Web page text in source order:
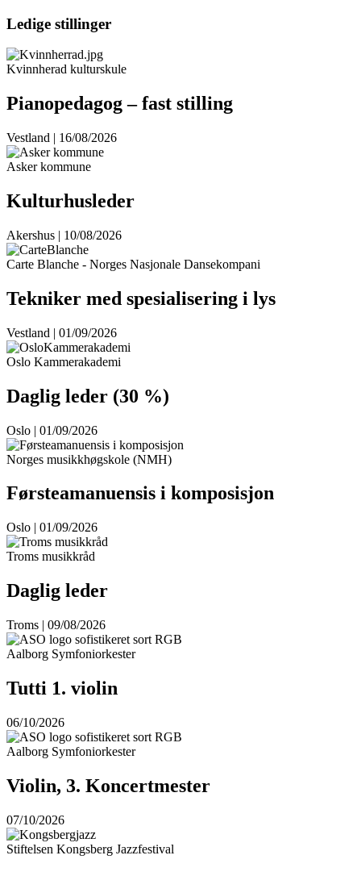
Ledige stillinger
Kvinnherad kulturskule
Pianopedagog – fast stilling
Vestland | 16/08/2026
Asker kommune
Kulturhusleder
Akershus | 10/08/2026
Carte Blanche - Norges Nasjonale Dansekompani
Tekniker med spesialisering i lys
Vestland | 01/09/2026
Oslo Kammerakademi
Daglig leder (30 %)
Oslo | 01/09/2026
Norges musikkhøgskole (NMH)
Førsteamanuensis i komposisjon
Oslo | 01/09/2026
Troms musikkråd
Daglig leder
Troms | 09/08/2026
Aalborg Symfoniorkester
Tutti 1. violin
06/10/2026
Aalborg Symfoniorkester
Violin, 3. Koncertmester
07/10/2026
Stiftelsen Kongsberg Jazzfestival